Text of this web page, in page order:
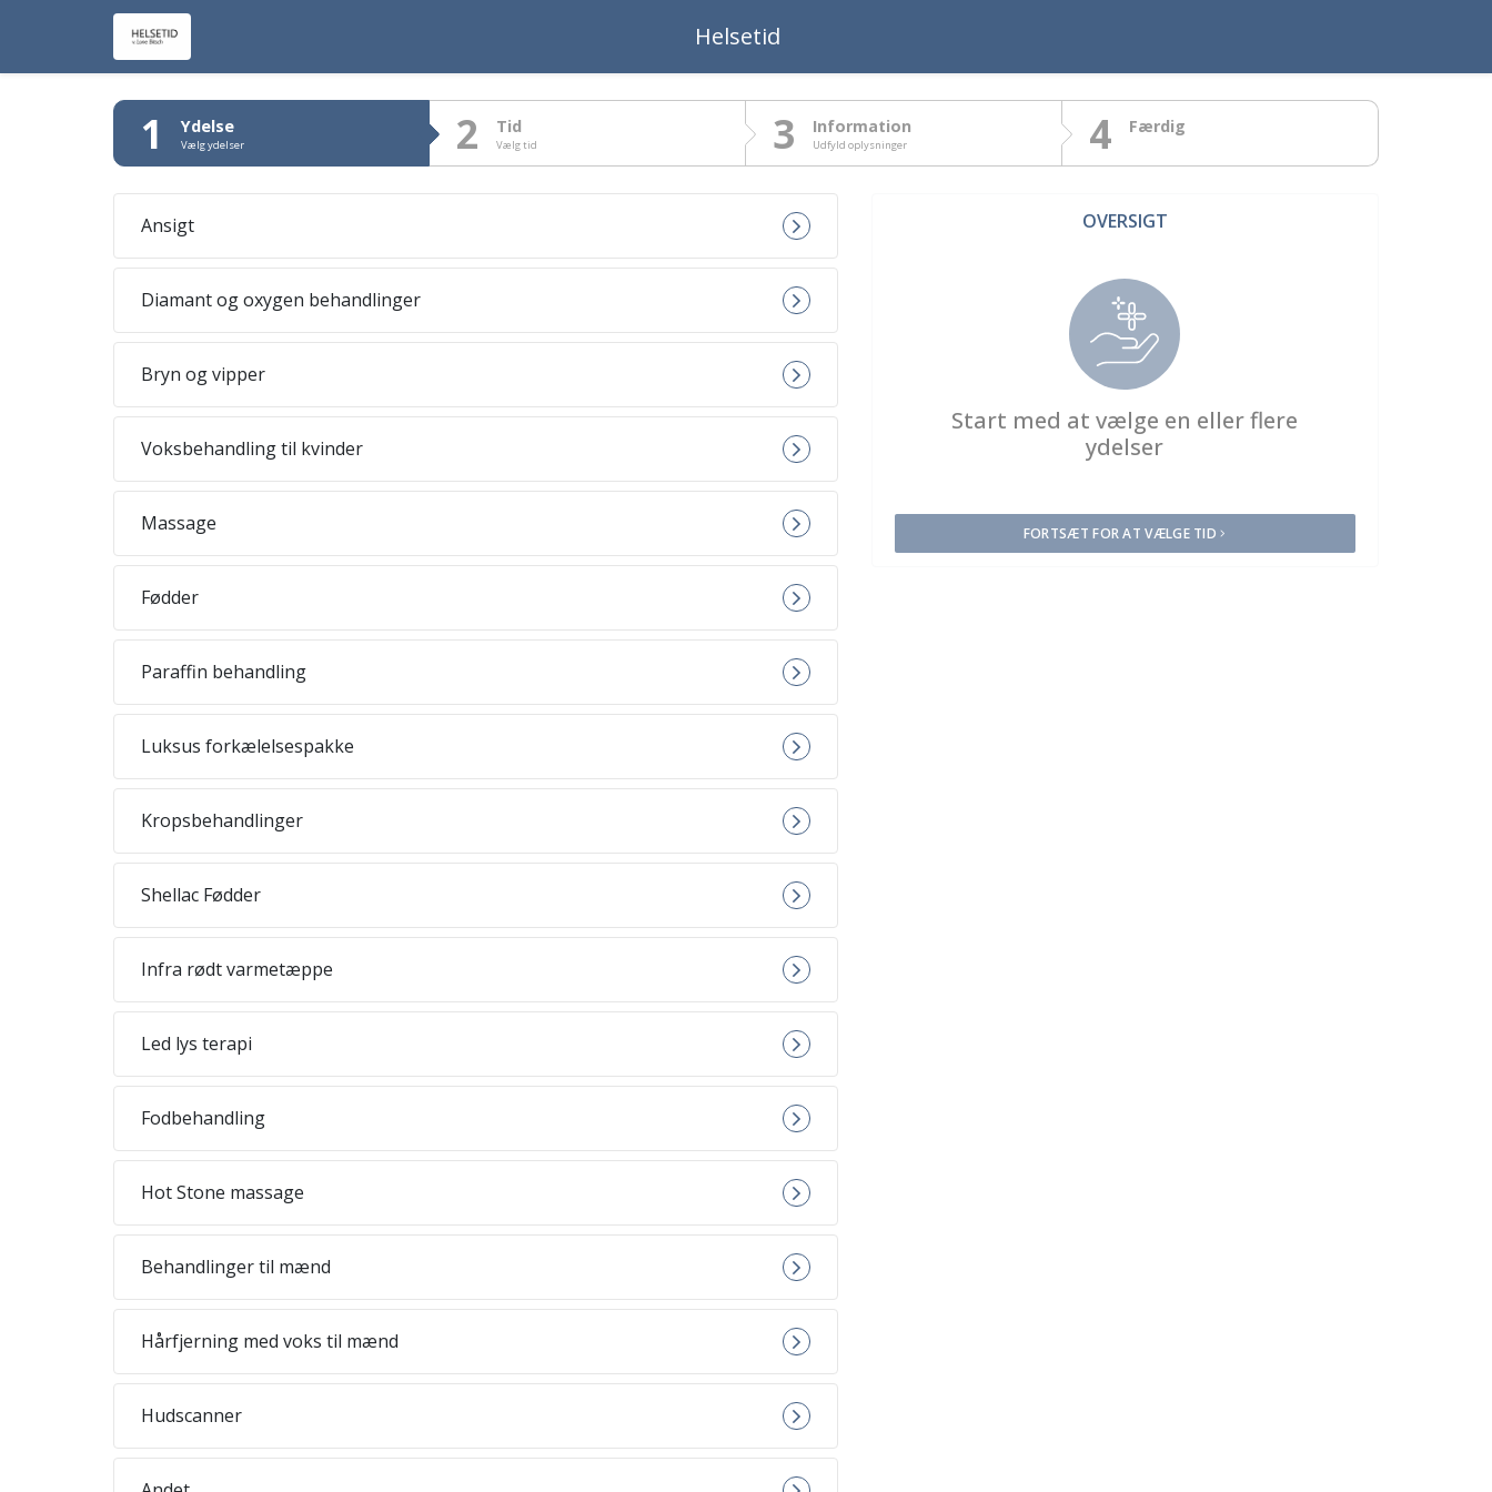
Helsetid
1 Ydelse
Vælg ydelser 2 Tid
Vælg tid 3 Information
Udfyld oplysninger 4 Færdig
Ansigt
Diamant og oxygen behandlinger
Bryn og vipper
Voksbehandling til kvinder
Massage
Fødder
Paraffin behandling
Luksus forkælelsespakke
Kropsbehandlinger
Shellac Fødder
Infra rødt varmetæppe
Led lys terapi
Fodbehandling
Hot Stone massage
Behandlinger til mænd
Hårfjerning med voks til mænd
Hudscanner
OVERSIGT
Start med at vælge en eller flere
ydelser
FORTSÆT FOR AT VÆLGE TID